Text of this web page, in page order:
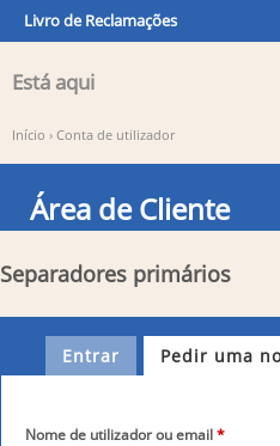
Livro de Reclamações
Está aqui
Início › Conta de utilizador
Área de Cliente
Separadores primários
Entrar Pedir uma
Nome de utilizador ou email*